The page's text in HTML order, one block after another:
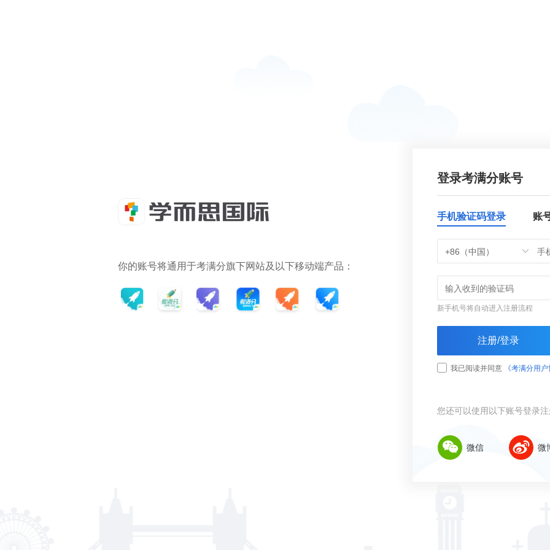
你的账号将通用于考满分旗下网站及以下移动端产品：
登录考满分账号
手机验证码登录 账
+86（中国）
新手机号将自动进入注册流程
注册/登录
我已阅读并同意 《考满分用户
您还可以使用以下账号登录
微信 微